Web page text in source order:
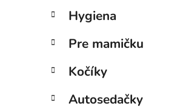
a
n
e
l
i
Hygiena
Pre mamičku
Kočíky
Autosedačky